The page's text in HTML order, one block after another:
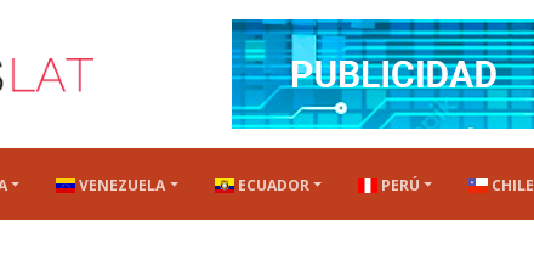
VENEZUELA ECUADOR PERÚ CHILE